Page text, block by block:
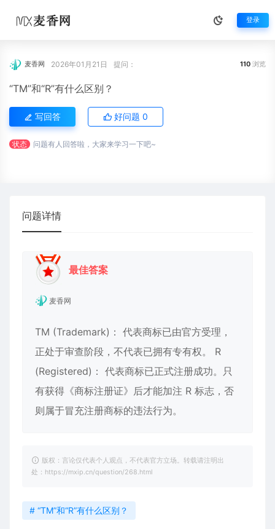
登录
麦香网 2026年01月21日 提问： 110 浏览
“TM”和“R”有什么区别？
写回答 好问题 0
状态 问题有人回答啦，大家来学习一下吧~
问题详情
最佳答案
麦香网
TM (Trademark)： 代表商标已由官方受理，
正处于审查阶段，不代表已拥有专有权。 R
(Registered)： 代表商标已正式注册成功。只
有获得《商标注册证》后才能加注 R 标志，否
则属于冒充注册商标的违法行为。
版权：言论仅代表个人观点，不代表官方立场。转载请注明出
处：https://mxip.cn/question/268.html
# “TM”和“R”有什么区别？